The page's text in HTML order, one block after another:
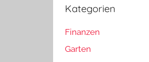
Kategorien
Finanzen
Garten